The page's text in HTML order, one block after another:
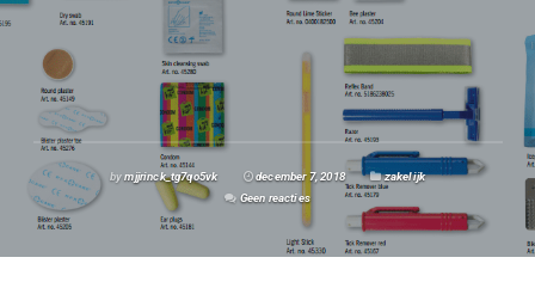
bymjjrinck_tg7qo5vk december 7, 2018
zakelijk
Geen reacties